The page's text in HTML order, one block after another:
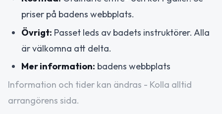
priser på badens webbplats.
Övrigt: Passet leds av badets instruktörer. Alla
är välkomna att delta.
Mer information: badens webbplats
Information och tider kan ändras - Kolla alltid
arrangörens sida.